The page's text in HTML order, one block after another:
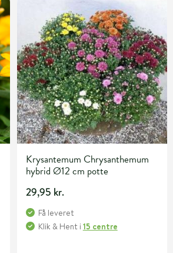
Krysantemum Chrysanthemum
hybrid Ø12 cm potte
29,95 kr.
Få leveret
Klik & Hent i 15 centre